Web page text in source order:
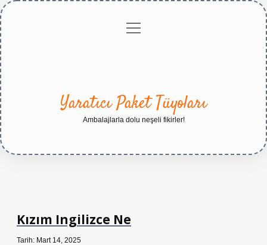
Gizlilikmenüyü
Yaratıcı Paket Tüyoları
Ambalajlarla dolu neşeli fikirler!
Kızım Ingilizce Ne
Tarih: Mart 14, 2025